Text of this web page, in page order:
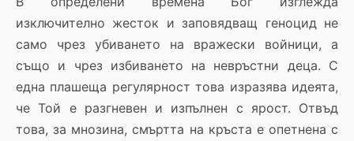
изключително жесток и заповядващ геноцид не
само чрез убиването на вражески войници, а
също и чрез избиването на невръстни деца. С
една плашеща регулярност това изразява идеята,
че Той е разгневен и изпълнен с ярост. Отвъд
това, за мнозина, смъртта на кръста е опетнена с